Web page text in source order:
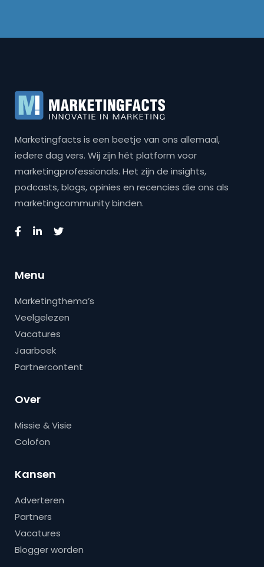
Marketingfacts is een beetje van ons allemaal,
iedere dag vers. Wij zijn hét platform voor
marketingprofessionals. Het zijn de insights,
podcasts, blogs, opinies en recencies die ons als
marketingcommunity binden.
Menu
Marketingthema’s
Veelgelezen
Vacatures
Jaarboek
Partnercontent
Over
Missie & Visie
Colofon
Kansen
Adverteren
Partners
Vacatures
Blogger worden